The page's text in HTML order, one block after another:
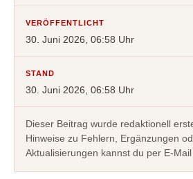
VERÖFFENTLICHT
30. Juni 2026, 06:58 Uhr
STAND
30. Juni 2026, 06:58 Uhr
Dieser Beitrag wurde redaktionell
Hinweise zu Fehlern, Ergänzungen
Aktualisierungen kannst du per E-Mail